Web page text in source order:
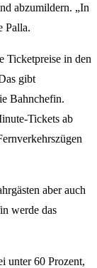
abzumildern. „In
Palla.
Ticketpreise in den
gibt
Bahnchefin.
Tickets ab
aber auch
werde das
unter 60 Prozent,